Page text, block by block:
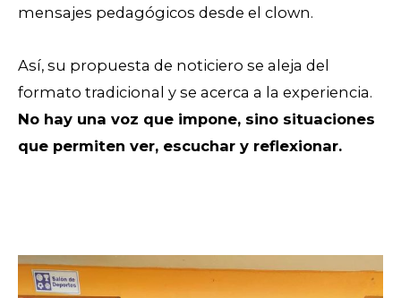
mensajes pedagógicos desde el clown.
Así, su propuesta de noticiero se aleja del
formato tradicional y se acerca a la experiencia.
No hay una voz que impone, sino situaciones
que permiten ver, escuchar y reflexionar.